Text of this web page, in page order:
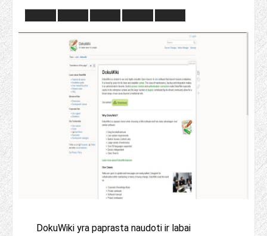
DokuWiki yra paprasta naudoti ir labai